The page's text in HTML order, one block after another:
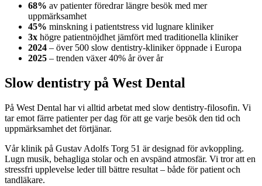
68% av patienter föredrar längre besök med mer
uppmärksamhet
45% minskning i patientstress vid lugnare kliniker
3x högre patientnöjdhet jämfört med traditionella kliniker
2024 – över 500 slow dentistry-kliniker öppnade i Europa
2025 – trenden växer 40% år över år
Slow dentistry på West Dental
På West Dental har vi alltid arbetat med slow dentistry-filosofin. Vi
tar emot färre patienter per dag för att ge varje besök den tid och
uppmärksamhet det förtjänar.
Vår klinik på Gustav Adolfs Torg 51 är designad för avkoppling.
Lugn musik, behagliga stolar och en avspänd atmosfär. Vi tror att en
stressfri upplevelse leder till bättre resultat – både för patient och
tandläkare.